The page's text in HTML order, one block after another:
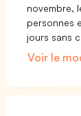
novembre,
personnes
jours sans
Voir le